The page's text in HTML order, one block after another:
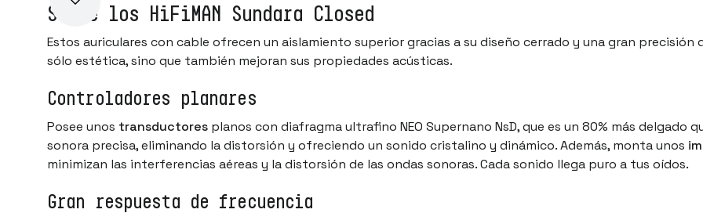
Sobre los HiFiMAN Sundara Closed
Estos auriculares con cable ofrecen un aislamiento superior gracias a su diseño cerrado y una gran precisión
sólo estética, sino que también mejoran sus propiedades acústicas.
Controladores planares
Posee unos transductores planos con diafragma ultrafino NEO Supernano NsD, que es un 80% más delgado
sonora precisa, eliminando la distorsión y ofreciendo un sonido cristalino y dinámico. Además, monta unos
minimizan las interferencias aéreas y la distorsión de las ondas sonoras. Cada sonido llega puro a tus oídos.
Gran respuesta de frecuencia